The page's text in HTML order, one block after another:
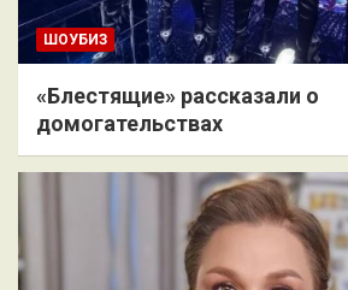
ШОУБИЗ
«Блестящие» рассказали о
домогательствах